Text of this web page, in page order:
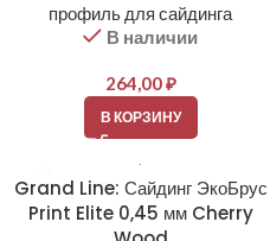
профиль для сайдинга
В наличии
264,00₽
В КОРЗИНУ
Grand Line: Сайдинг ЭкоБрус
Print Elite 0,45 мм Cherry